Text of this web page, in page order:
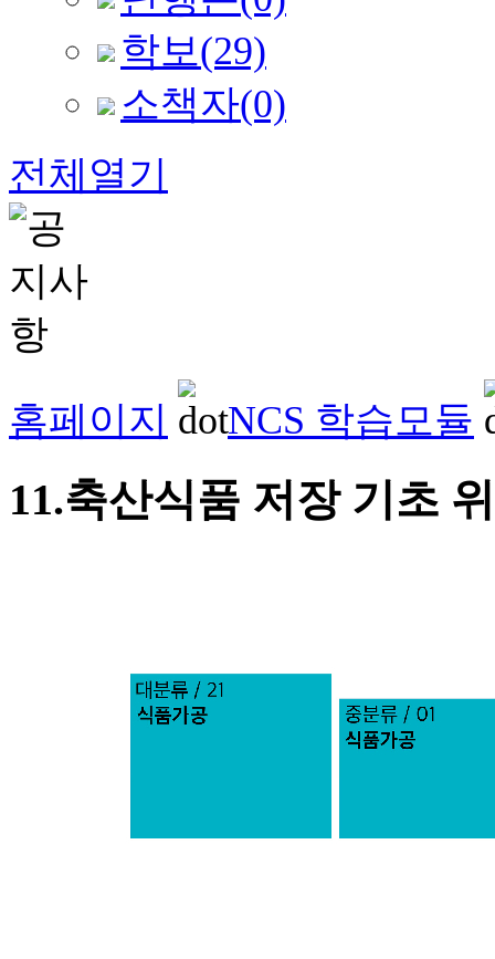
학보(29)
소책자(0)
전체열기
홈페이지 NCS 학습모듈
11.축산식품 저장 기초